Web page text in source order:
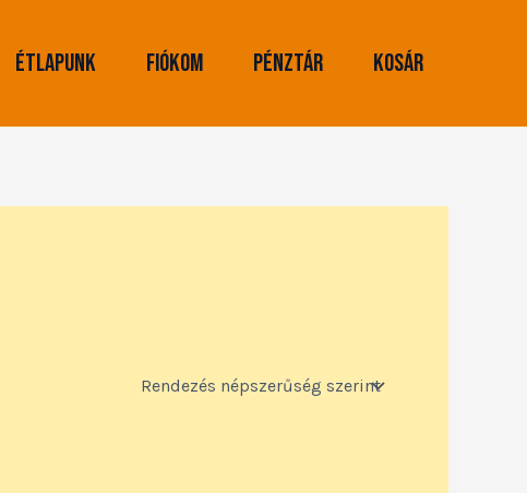
Étlapunk Fiókom Pénztár Kosár